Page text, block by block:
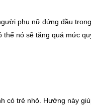
phụ nữ đứng đầu
thể nó sẽ tăng quá mức
có trẻ nhỏ. Hướng này